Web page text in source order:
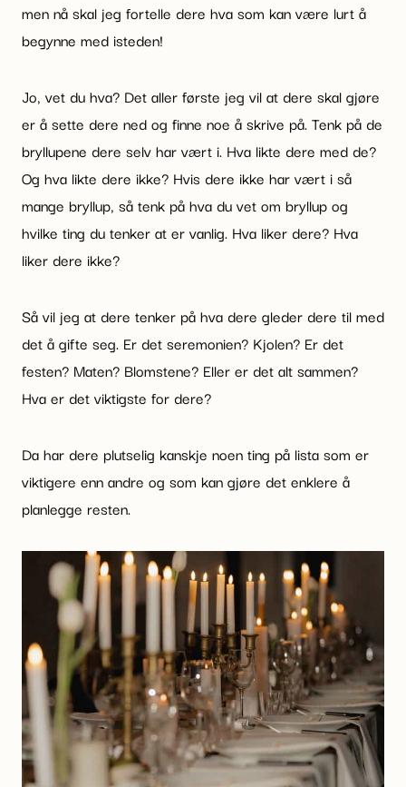
men nå skal jeg fortelle dere hva som kan være lurt å
begynne med isteden!
Jo, vet du hva? Det aller første jeg vil at dere skal gjøre
er å sette dere ned og finne noe å skrive på. Tenk på de
bryllupene dere selv har vært i. Hva likte dere med de?
Og hva likte dere ikke? Hvis dere ikke har vært i så
mange bryllup, så tenk på hva du vet om bryllup og
hvilke ting du tenker at er vanlig. Hva liker dere? Hva
liker dere ikke?
Så vil jeg at dere tenker på hva dere gleder dere til med
det å gifte seg. Er det seremonien? Kjolen? Er det
festen? Maten? Blomstene? Eller er det alt sammen?
Hva er det viktigste for dere?
Da har dere plutselig kanskje noen ting på lista som er
viktigere enn andre og som kan gjøre det enklere å
planlegge resten.